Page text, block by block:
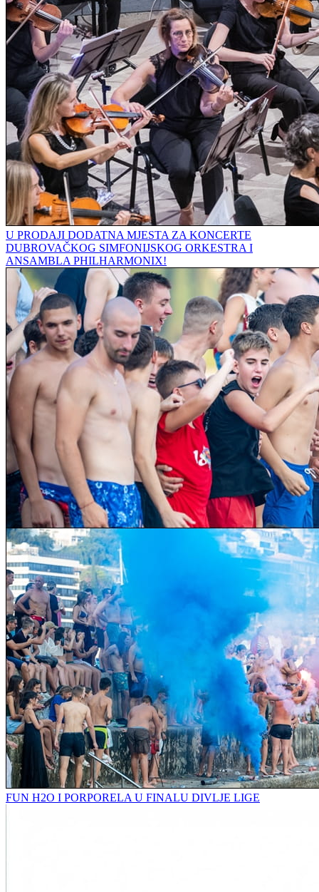
U PRODAJI DODATNA MJESTA ZA KONCERTE
DUBROVAČKOG SIMFONIJSKOG ORKESTRA I
ANSAMBLA PHILHARMONIX!
FUN H2O I PORPORELA U FINALU DIVLJE LIGE